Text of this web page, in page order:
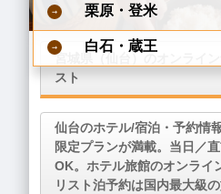
栗原・登米
白石・蔵王
宮城県（仙台）のオンライン
スト
仙台のホテル/宿泊・予約情
限定プランが満載。当日／
OK。ホテル旅館のオンライ
リスト泊予約は国内最大級